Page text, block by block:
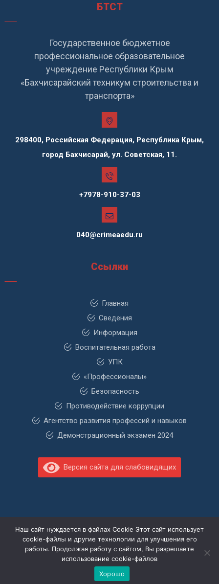
БТСТ
Государственное бюджетное
профессиональное образовательное
учреждение Республики Крым
«Бахчисарайский техникум строительства и
транспорта»
298400, Российская Федерация, Республика Крым,
город Бахчисарай, ул. Советская, 11.
+7978-910-37-03
040@crimeaedu.ru
Ссылки
Главная
Сведения
Информация
Воспитательная работа
УПК
«Профессионалы»
Безопасность
Противодействие коррупции
Агентство развития профессий и навыков
Демонстрационный экзамен 2024
Версия сайта для слабовидящих
webstartechnology.ru
Наш сайт нуждается в файлах Cookie Этот сайт использует
cookie-файлы и другие технологии для улучшения его
работы. Продолжая работу с сайтом, Вы разрешаете
использование cookie-файлов
Хорошо